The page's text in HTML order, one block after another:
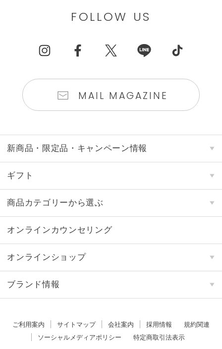
FOLLOW US
MAIL MAGAZINE
新商品・限定品・キャンペーン情報
ギフト
商品カテゴリーから選ぶ
オンラインカウンセリング
オンラインショップ
ブランド情報
ご利用案内 サイトマップ 会社案内 採用情報
規約関連
ソーシャルメディアポリシー
特定商取引法表示